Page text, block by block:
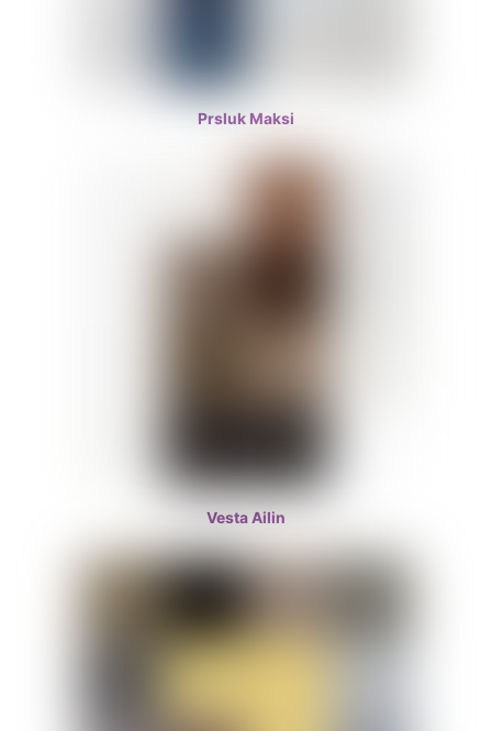
Prsluk Maksi
Vesta Ailin